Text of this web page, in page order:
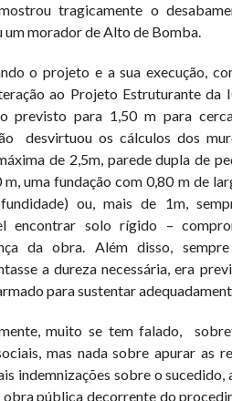
tragicamente o
um morador de Alto de Bomba.
o projeto e a sua execução,
ao Projeto Estruturante da
previsto para 1,50 m para
desvirtuou os cálculos dos
de 2,5m, parede dupla de
m, uma fundação com 0,80 m de
ou, mais de 1m,
encontrar solo rígido –
da obra. Além disso,
a dureza necessária, era
para sustentar
muito se tem falado,
mas nada sobre apurar as
indemnizações sobre o sucedido,
obra pública decorrente do